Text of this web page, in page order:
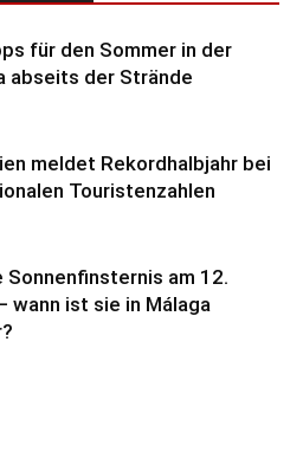
für den Sommer in der
abseits der Strände
meldet Rekordhalbjahr bei
Touristenzahlen
Sonnenfinsternis am 12.
wann ist sie in Málaga